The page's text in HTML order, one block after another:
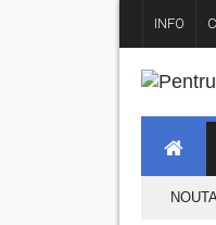
INFO
„Hoinari prin